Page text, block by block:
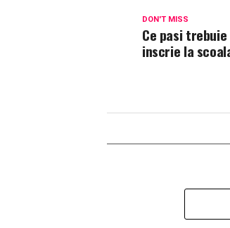
DON'T MISS
Ce pasi
inscrie la